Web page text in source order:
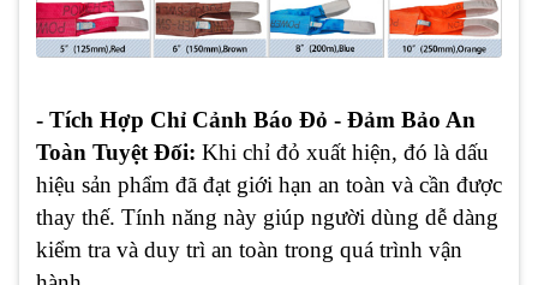
- Tích Hợp Chỉ Cảnh Báo Đỏ - Đảm Bảo An
Toàn Tuyệt Đối: Khi chỉ đỏ xuất hiện, đó là dấu
hiệu sản phẩm đã đạt giới hạn an toàn và cần được
thay thế. Tính năng này giúp người dùng dễ dàng
kiểm tra và duy trì an toàn trong quá trình vận